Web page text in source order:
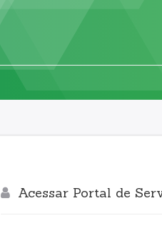
Acessar Portal de